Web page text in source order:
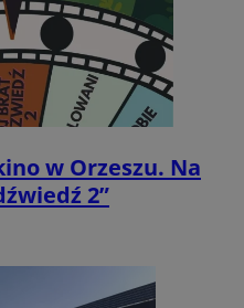
w Orzeszu. Na
2”